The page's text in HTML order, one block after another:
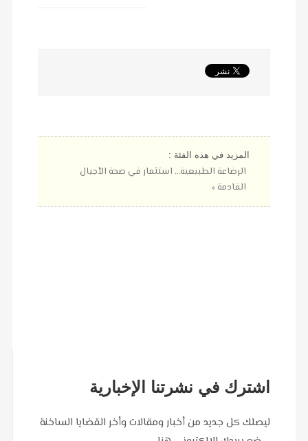
المزيد في هذه الفئة :
الرضاعة الطبيعية… استثمار في صحة الأجيال
القادمة »
اشترك في نشرتنا الإخبارية
ليصلك كل جديد من أخبار ومقالات وأخر القضايا الساخنة